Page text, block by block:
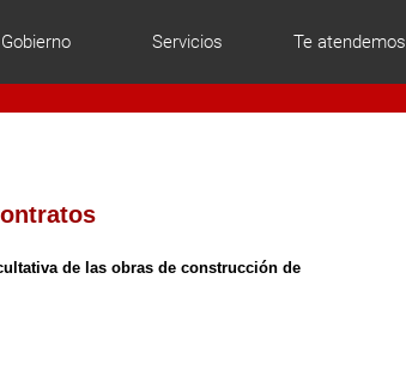
Servicios Te atendemos
de las obras de construcción de